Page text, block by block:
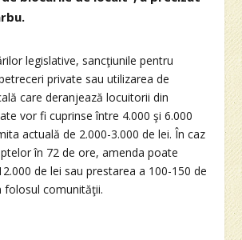
legislative, sancţiunile pentru
private sau utilizarea de
care deranjează locuitorii din
vor fi cuprinse între 4.000 şi 6.000
actuală de 2.000-3.000 de lei. În caz
în 72 de ore, amenda poate
de lei sau prestarea a 100-150 de
folosul comunităţii.